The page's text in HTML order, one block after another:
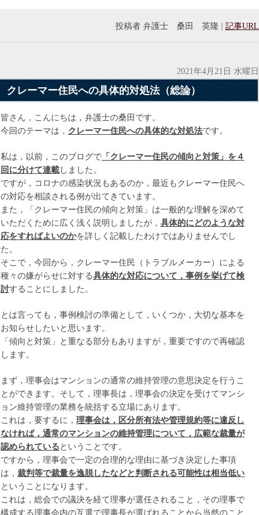
投稿者 弁護士 桑田 英隆 記事URL
2021年4月21日 水曜日
クレーマー住民への具体的対処法（総論）
皆さん，こんにちは，弁護士の桑田です。
今回のテーマは， クレーマー住民への具体的な対処法です。
私は，以前，このブログで 「クレーマー住民の傾向と対策」を４
回に分けて連載 しました。
ですが，コロナの感染状況もあるのか，最近もクレーマー住民へ
の対応を相談される例が出てきています。
また，「クレーマー住民の傾向と対策」は一般的な理解を深めて
いただくために広く浅く説明しましたが， 具体的にどのような対
応をすればよいのかを詳しく記載したわけではありませんでし
た。
そこで，今回から，クレーマー住民（トラブルメーカー）による
種々の嫌がらせに対する具体的な対応について，事例を挙げて検
討することにしました。
とは言っても，事例検討の準備として，いくつか，大切な基本を
お知らせしたいと思います。
「傾向と対策」と重なる部分もありますが，重要ですので再確認
します。
まず，理事会はマンションの通常の維持管理の意思決定を行うこ
とができます。そして，理事長は，理事会の決定を受けてマンシ
ョン維持管理の業務を統括する立場にあります。
これは，要するに， 理事会は，区分所有法や管理規約等に違反し
なければ，通常のマンションの維持管理について，広範な裁量が
認められている ということです。
ですから，理事会で一定の合理的な理由に基づき決定した事項
は， 裁判等で裁量を逸脱したなどと判断される可能性は相当低い
ということになります。
これは，総会での議決を経て理事が選任されること，その理事で
構成する理事会内の互選で理事長が選ばれることから当然のこと